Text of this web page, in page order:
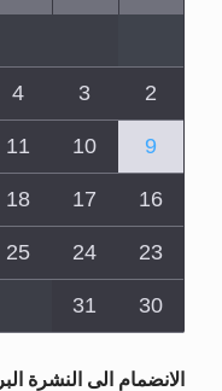
2
3
4
9
10
11
16
17
18
23
24
25
30
31
الانضمام الى النشرة